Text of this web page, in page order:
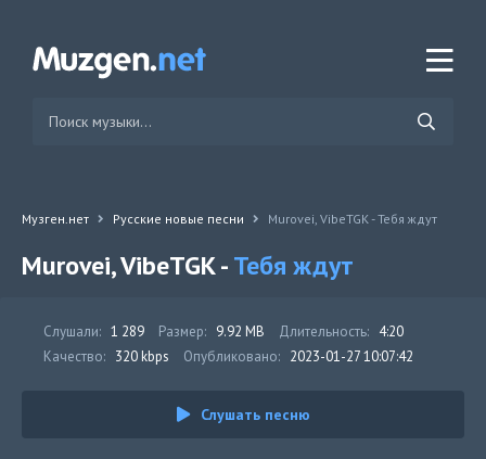
Музген.нет Русские новые песни Murovei, VibeTGK - Тебя ждут
Murovei, VibeTGK -Тебя ждут
Слушали: 1 289 Размер: 9.92 MB Длительность: 4:20
Качество: 320 kbps Опубликовано: 2023-01-27 10:07:42
Слушать песню